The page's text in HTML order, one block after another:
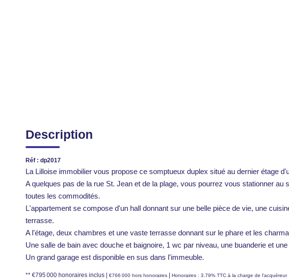
Description
Réf : dp2017
La Lilloise immobilier vous propose ce somptueux duplex situé au dernier étage
A quelques pas de la rue St. Jean et de la plage, vous pourrez vous stationner au
toutes les commodités.
L'appartement se compose d'un hall donnant sur une belle pièce de vie, une
terrasse.
A l'étage, deux chambres et une vaste terrasse donnant sur le phare et les
Une salle de bain avec douche et baignoire, 1 wc par niveau, une buanderie et
Un grand garage est disponible en sus dans l'immeuble.
** €795 000 honoraires inclus €766 000 hors honoraires Honoraires : 3.79% TTC à la charge de l'acquéreur